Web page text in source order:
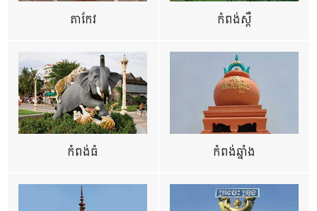
តាកែវ កំពង់ស្ពឺ
កំពង់ធំ កំពង់ឆ្នាំង